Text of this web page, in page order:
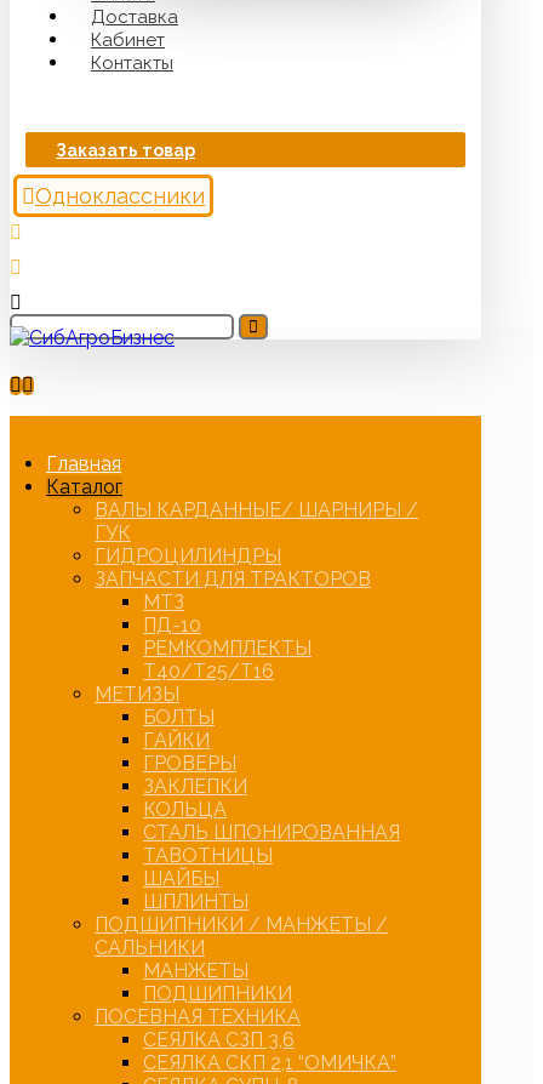
Доставка
Кабинет
Контакты
Заказать товар
Одноклассники
Главная
Каталог
ВАЛЫ КАРДАННЫЕ/ ШАРНИРЫ /
ГУК
ГИДРОЦИЛИНДРЫ
ЗАПЧАСТИ ДЛЯ ТРАКТОРОВ
МТЗ
ПД-10
РЕМКОМПЛЕКТЫ
Т40/Т25/Т16
МЕТИЗЫ
БОЛТЫ
ГАЙКИ
ГРОВЕРЫ
ЗАКЛЕПКИ
КОЛЬЦА
СТАЛЬ ШПОНИРОВАННАЯ
ТАВОТНИЦЫ
ШАЙБЫ
ШПЛИНТЫ
ПОДШИПНИКИ / МАНЖЕТЫ /
САЛЬНИКИ
МАНЖЕТЫ
ПОДШИПНИКИ
ПОСЕВНАЯ ТЕХНИКА
СЕЯЛКА СЗП 3,6
СЕЯЛКА СКП 2,1 “ОМИЧКА”